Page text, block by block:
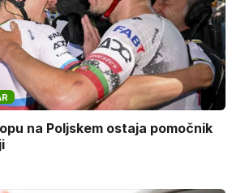
na Poljskem ostaja pomočnik